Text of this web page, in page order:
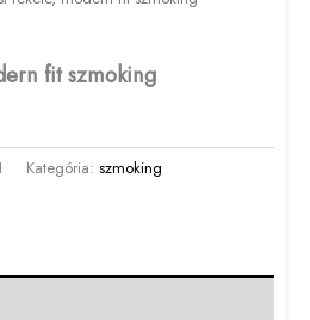
fit szmoking
Kategória: szmoking